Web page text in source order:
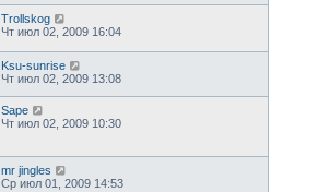
Trollskog
Чт июл 02, 2009 16:04
Ksu-sunrise
Чт июл 02, 2009 13:08
Sape
Чт июл 02, 2009 10:30
mr jingles
Ср июл 01, 2009 14:53